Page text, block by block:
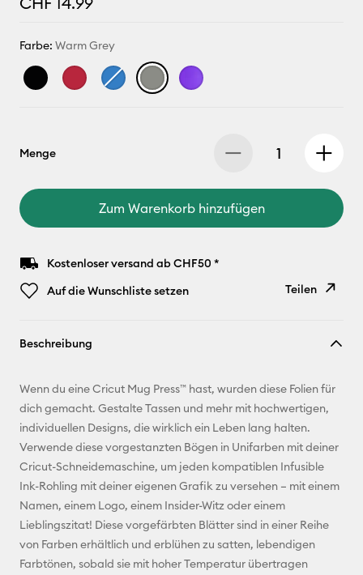
Farbe: Warm Grey
Menge
Zum Warenkorb hinzufügen
Kostenloser versand ab CHF50 *
Auf die Wunschliste setzen
Teilen
E-Mail-
Adresse
Pinterest
Facebook
Beschreibung
Wenn du eine Cricut Mug Press™ hast, wurden diese Folien für
dich gemacht. Gestalte Tassen und mehr mit hochwertigen,
individuellen Designs, die wirklich ein Leben lang halten.
Verwende diese vorgestanzten Bögen in Unifarben mit deiner
Cricut-Schneidemaschine, um jeden kompatiblen Infusible
Ink-Rohling mit deiner eigenen Grafik zu versehen – mit einem
Namen, einem Logo, einem Insider-Witz oder einem
Lieblingszitat! Diese vorgefärbten Blätter sind in einer Reihe
von Farben erhältlich und erblühen zu satten, lebendigen
Farbtönen, sobald sie mit hoher Temperatur übertragen